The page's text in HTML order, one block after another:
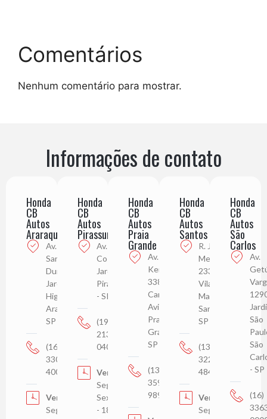
Comentários
Nenhum comentário para mostrar.
Informações de contato
Honda
CB
Autos
Araraquara
Av. Alberto
Santos
Dumont,111
Jardim
Higienópolis,
Araraquara -
SP
(16)
3301-
4000
Vendas:
Seg à
Honda
CB
Autos
Pirassununga
Av. Juca
Costa, 3229
Jardim Roma,
Pirassununga
- SP
(19)
2134-
0400
Vendas:
Seg à
Sex: 08h
- 18h
Honda
CB
Autos
Praia
Grande
Av. Pres.
Kennedy,
3383
Campo
Aviação,
Praia
Grande -
SP
(13)
3596-
9898
Honda
CB
Autos
Santos
R. Júlio de
Mesquita,
233
Vila
Mathias,
Santos -
SP
(13)
3228-
4848
Vendas:
Seg à
Honda
CB
Autos
São
Carlos
Av.
São
São
- SP
(16)